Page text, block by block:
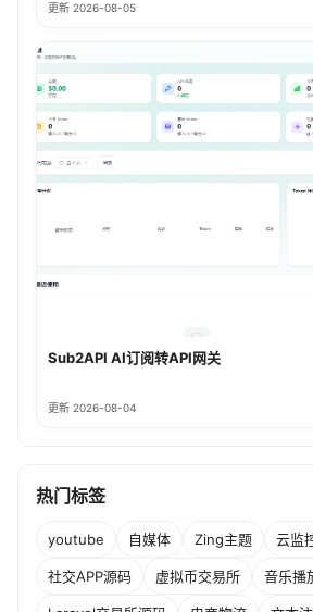
更新 2026-08-05
Sub2API AI订阅转API网关
更新 2026-08-04
热门标签
youtube 自媒体 Zing主题 云监
社交APP源码 虚拟币交易所 音乐播